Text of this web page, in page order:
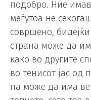
подобро. Ние
меѓутоа не
совршено,
страна може да
како во другите
во тенисот јас од
па може да има